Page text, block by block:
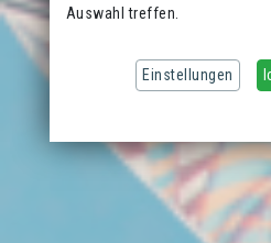
Auswahl treffen.
Einstellungen